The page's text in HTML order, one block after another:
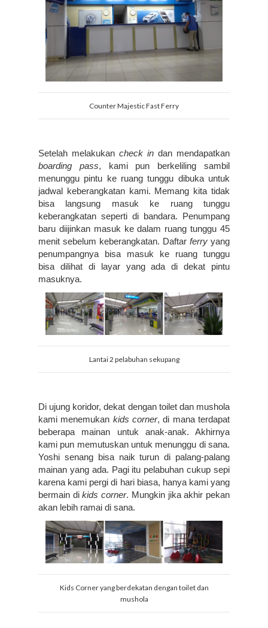
Counter Majestic Fast Ferry
Setelah melakukan check in
boarding pass, kami pun berkeliling sambil
menunggu pintu ke ruang tunggu dibuka untuk
jadwal keberangkatan kami. Memang kita tidak
bisa langsung masuk ke ruang tunggu
keberangkatan seperti di bandara. Penumpang
baru diijinkan masuk ke dalam ruang tunggu 45
menit sebelum keberangkatan. Daftar ferry yang
penumpangnya bisa masuk ke ruang tunggu
bisa dilihat di layar yang ada di dekat pintu
masuknya.
Lantai 2 pelabuhan sekupang
Di ujung koridor, dekat dengan toilet dan mushola
kami menemukan kids corner, di mana terdapat
beberapa mainan untuk anak-anak. Akhirnya
kami pun memutuskan untuk menunggu di sana.
Yoshi senang bisa naik turun di palang-palang
mainan yang ada. Pagi itu pelabuhan cukup sepi
karena kami pergi di hari biasa, hanya kami yang
bermain di kids corner. Mungkin jika akhir pekan
akan lebih ramai di sana.
Kids Corner yang berdekatan dengan toilet dan
mushola